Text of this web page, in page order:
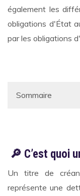
également les
obligations d'État
par les obligations
🔎 C’est quoi
Un titre de
représente une